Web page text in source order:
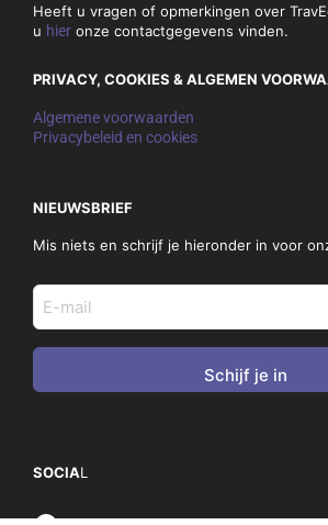
Heeft u vragen of opmerkingen over
u hier onze contactgegevens vinden.
PRIVACY, COOKIES & ALGEMEN
Algemene voorwaarden
Privacybeleid en cookies
NIEUWSBRIEF
Mis niets en schrijf je hieronder in voor
E-
mail
SOCIAL